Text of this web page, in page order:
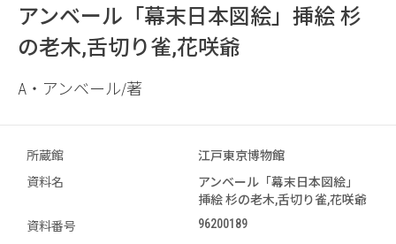
アンベール「幕末日本図絵」挿絵 杉
の老木,舌切り雀,花咲爺
A・アンベール/著
所蔵館
江戸東京博物館
資料名
アンベール「幕末日本図絵」
挿絵 杉の老木,舌切り雀,花咲爺
資料番号
96200189